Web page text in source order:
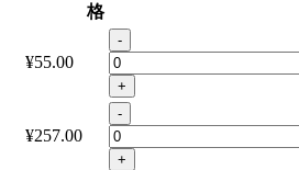
格
¥55.00
-
+
¥257.00
-
+